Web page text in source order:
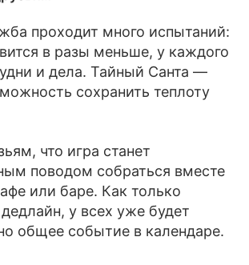
проходит много испытаний:
в разы меньше, у каждого
и дела. Тайный Санта —
сохранить теплоту
что игра станет
поводом собраться вместе
или баре. Как только
у всех уже будет
общее событие в календаре.